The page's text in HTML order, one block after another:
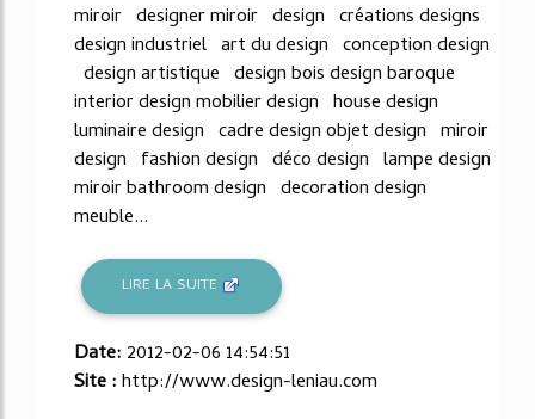
miroir designer miroir design créations designs
design industriel art du design conception design
design artistique design bois design baroque
interior design mobilier design house design
luminaire design cadre design objet design miroir
design fashion design déco design lampe design
miroir bathroom design decoration design
meuble...
LIRE LA SUITE
Date: 2012-02-06 14:54:51
Site :http://www.design-leniau.com